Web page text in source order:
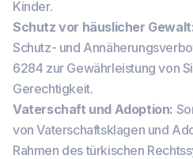
Kinder.
Schutz vor häuslicher
Schutz- und
6284 zur Gewährleistung von
Gerechtigkeit.
Vaterschaft und Adoption:
von Vaterschaftsklagen und
Rahmen des türkischen